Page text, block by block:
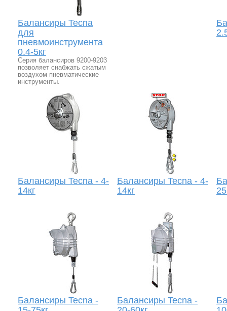
Балансиры Tecna
для
пневмоинструмента
0.4-5кг
Серия балансиров 9200-9203
позволяет снабжать сжатым
воздухом пневматические
инструменты.
Балансиры Tecna - 4-
14кг
Балансиры Tecna - 4-
14кг
Балансиры Tecna -
Балансиры Tecna -